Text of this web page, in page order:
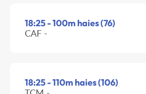
18:25 - 100m haies (76)
CAF -
18:25 - 110m haies (106)